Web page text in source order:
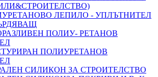
ЛЕПИЛО - УПЛЪТНИТЕЛ
ПОЛИУ- РЕТАНОВ
ПОЛИУРЕТАНОВ
СИЛИКОН ЗА СТРОИТЕЛСТВО